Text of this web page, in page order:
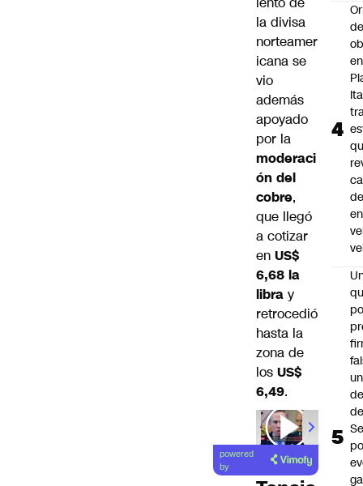
la divisa
norteamer
icana se
vio
además
apoyado
por la
moderaci
ón del
cobre,
que llegó
a cotizar
en US$
6,68 la
libra y
retrocedió
hasta la
zona de
los US$
6,49.
00:00
powered
by
en
en